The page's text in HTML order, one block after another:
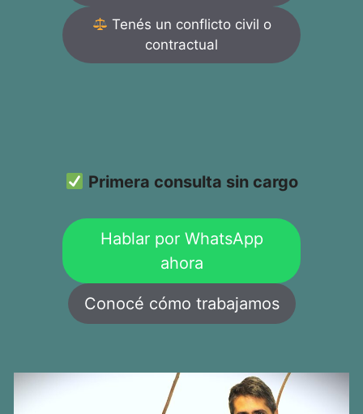
Tenés un conflicto civil o
contractual
Primera consulta sin cargo
Hablar por WhatsApp
ahora
Conocé cómo trabajamos